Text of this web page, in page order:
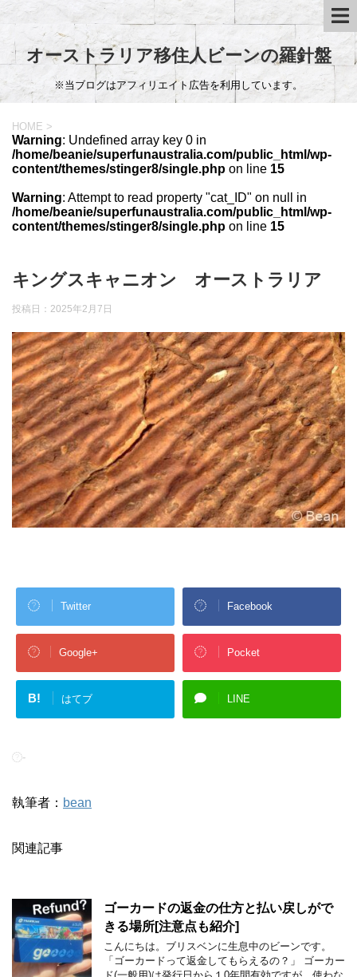
オーストラリア移住人ビーンの羅針盤
※当ブログはアフィリエイト広告を利用しています。
HOME >
Warning: Undefined array key 0 in
/home/beanie/superfunaustralia.com/public_html/wp-
content/themes/stinger8/single.php on line 15
Warning: Attempt to read property "cat_ID" on null in
/home/beanie/superfunaustralia.com/public_html/wp-
content/themes/stinger8/single.php on line 15
キングスキャニオン オーストラリア
投稿日： 2025年2月7日
Twitter Facebook
Google+ Pocket
B! はてブ LINE
-
執筆者： bean
関連記事
ゴーカードの返金の仕方と払い戻しがで
きる場所[注意点も紹介]
こんにちは。ブリスベンに生息中のビーンです。
「ゴーカードって返金してもらえるの？」 ゴーカー